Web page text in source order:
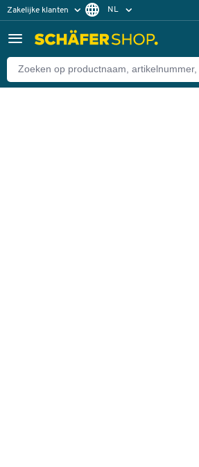
Zakelijke klanten
Particuliere klanten
NL
Terug